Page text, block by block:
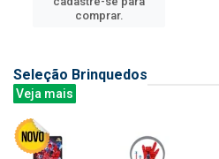
comprar.
Seleção Brinquedos
Veja mais